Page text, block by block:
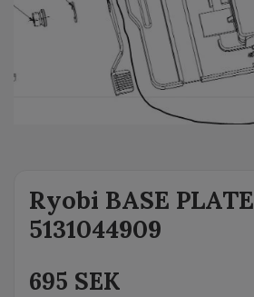
Ryobi BASE PLATE
5131044909
695 SEK